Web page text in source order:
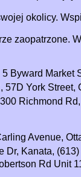
okolicy.
zaopatrzone.
Byward Market
, 57D York Street,
Richmond
Avenue,
Dr, Kanata,
Rd Unit